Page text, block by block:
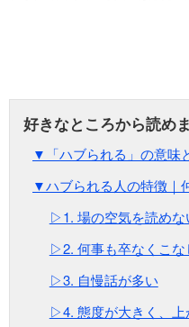
▼「ハブられる」の意味
▼ハブられる人の特徴｜
▷1. 場の空気を読めな
▷2. 何事も卒なくこな
▷3. 自慢話が多い
▷4. 態度が大きく、上